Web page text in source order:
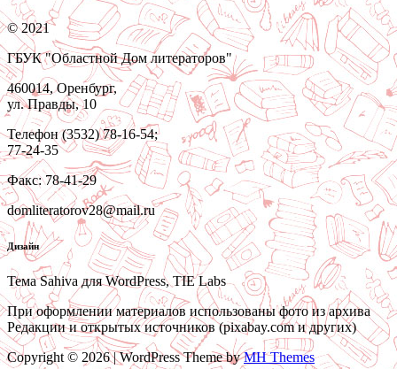
© 2021
ГБУК "Областной Дом литераторов"
460014, Оренбург,
ул. Правды, 10
Телефон (3532) 78-16-54;
77-24-35
Факс: 78-41-29
domliteratorov28@mail.ru
Дизайн
Тема Sahiva для WordPress, TIE Labs
При оформлении материалов использованы фото из архива
Редакции и открытых источников (pixabay.com и других)
Copyright © 2026 | WordPress Theme byMH Themes